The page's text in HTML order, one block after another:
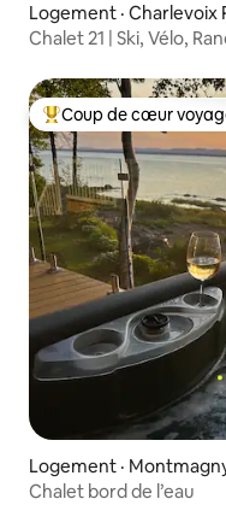
Logement · Charlevoix
ty
Chalet 21 | Ski, Vélo,
Coup de cœur
Coup de cœur
Logement ·
Chalet bord de l’eau